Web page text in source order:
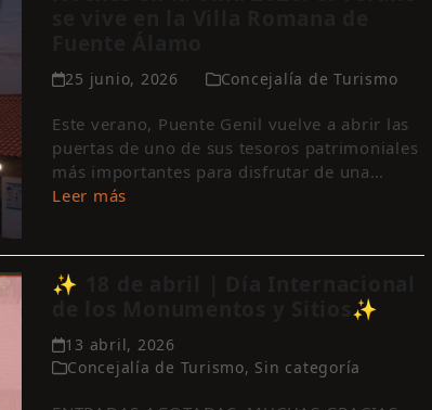
25 junio, 2026 Concejalía de Turismo
Este verano, Puente Genil vuelve a abrir las
puertas de uno de sus tesoros patrimoniales
más importantes para disfrutar de una…
Leer más
✨ 18 de abril | Día Internacional
de los Monumentos y Sitios✨
13 abril, 2026
Concejalía de Turismo, Sin categoría